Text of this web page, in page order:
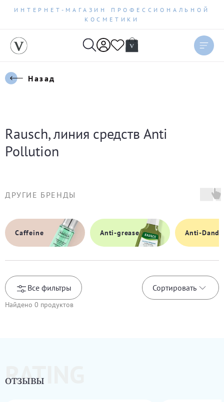
ИНТЕРНЕТ-МАГАЗИН ПРОФЕССИОНАЛЬНОЙ
КОСМЕТИКИ
Назад
Rausch, линия средств Anti
Pollution
ДРУГИЕ БРЕНДЫ
Caffeine Anti-grease Anti-
Все фильтры Сортировать
Новинки
По рейтингу
Найдено 0 продуктов
RATING
ОТЗЫВЫ